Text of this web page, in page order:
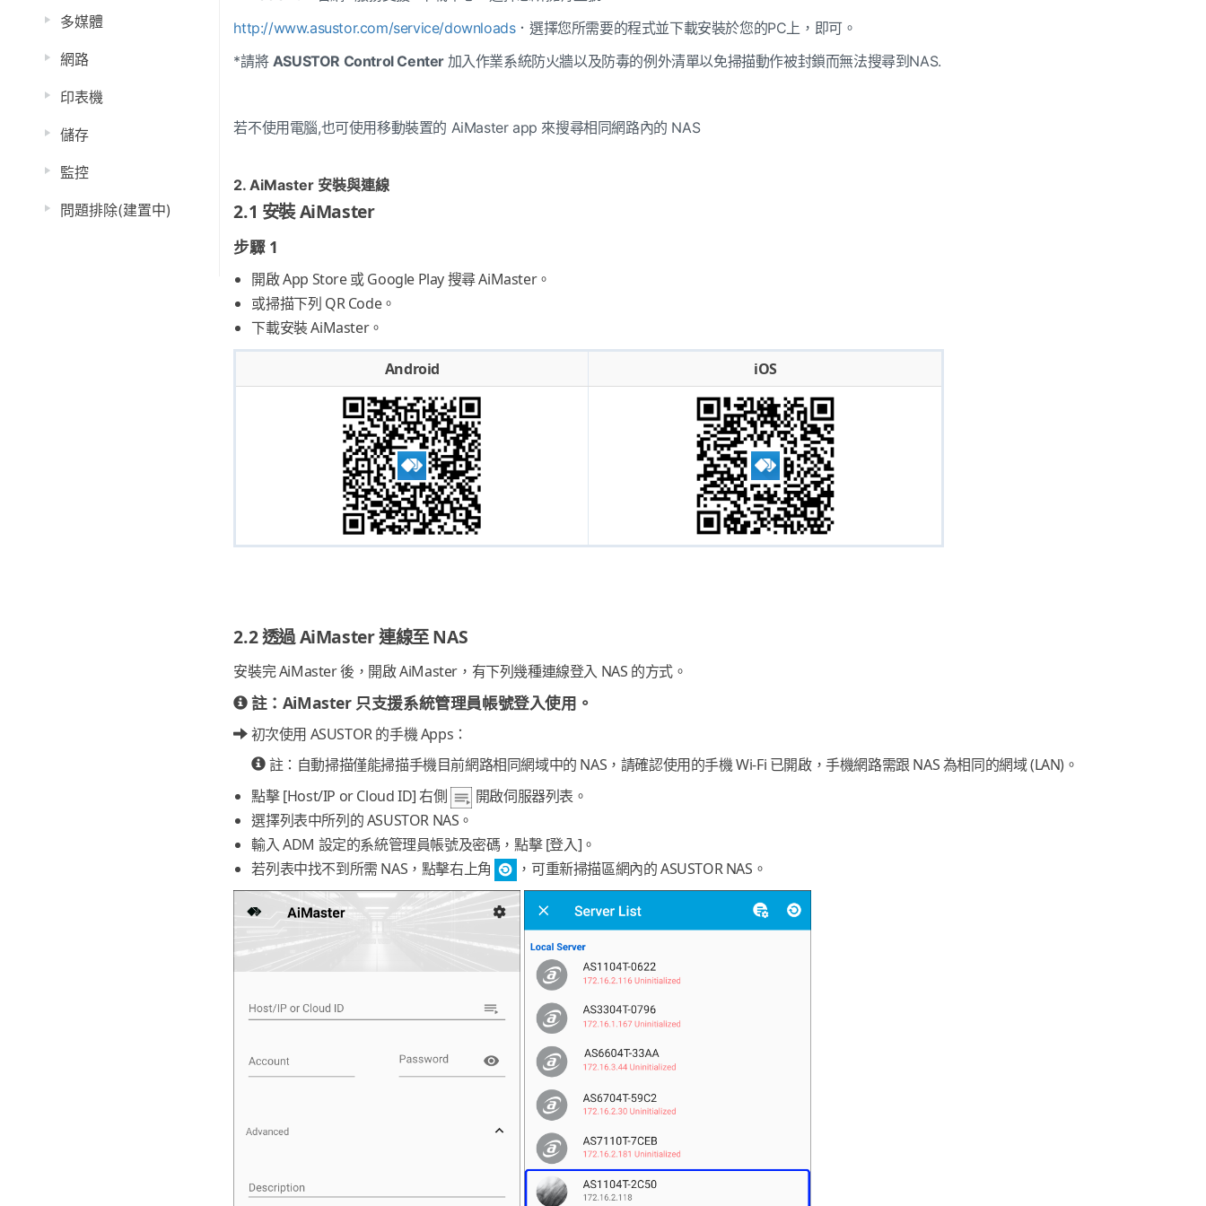
多媒體
網路
印表機
儲存
監控
問題排除(建置中)
http://www.asustor.com/service/downloads．選擇您所需要的程式並下載安裝於您的PC上，即可。
*請將 ASUSTOR Control Center 加入作業系統防火牆以及防毒的例外清單以免掃描動作被封鎖而無法搜尋到NAS.
若不使用電腦,也可使用移動裝置的 AiMaster app 來搜尋相同網路內的 NAS
2. AiMaster 安裝與連線
2.1 安裝 AiMaster
步驟 1
開啟 App Store 或 Google Play 搜尋 AiMaster。
或掃描下列 QR Code。
下載安裝 AiMaster。
Android iOS
2.2 透過 AiMaster 連線至 NAS
安裝完 AiMaster 後，開啟 AiMaster，有下列幾種連線登入 NAS 的方式。
註：AiMaster 只支援系統管理員帳號登入使用。
初次使用 ASUSTOR 的手機 Apps：
註：自動掃描僅能掃描手機目前網路相同網域中的 NAS，請確認使用的手機 Wi-Fi 已開啟，手機網路需跟 NAS 為相同的網域 (LAN)。
點擊 [Host/IP or Cloud ID] 右側
開啟伺服器列表。
選擇列表中所列的 ASUSTOR NAS。
輸入 ADM 設定的系統管理員帳號及密碼，點擊 [登入]。
若列表中找不到所需 NAS，點擊右上角
，可重新掃描區網內的 ASUSTOR NAS。